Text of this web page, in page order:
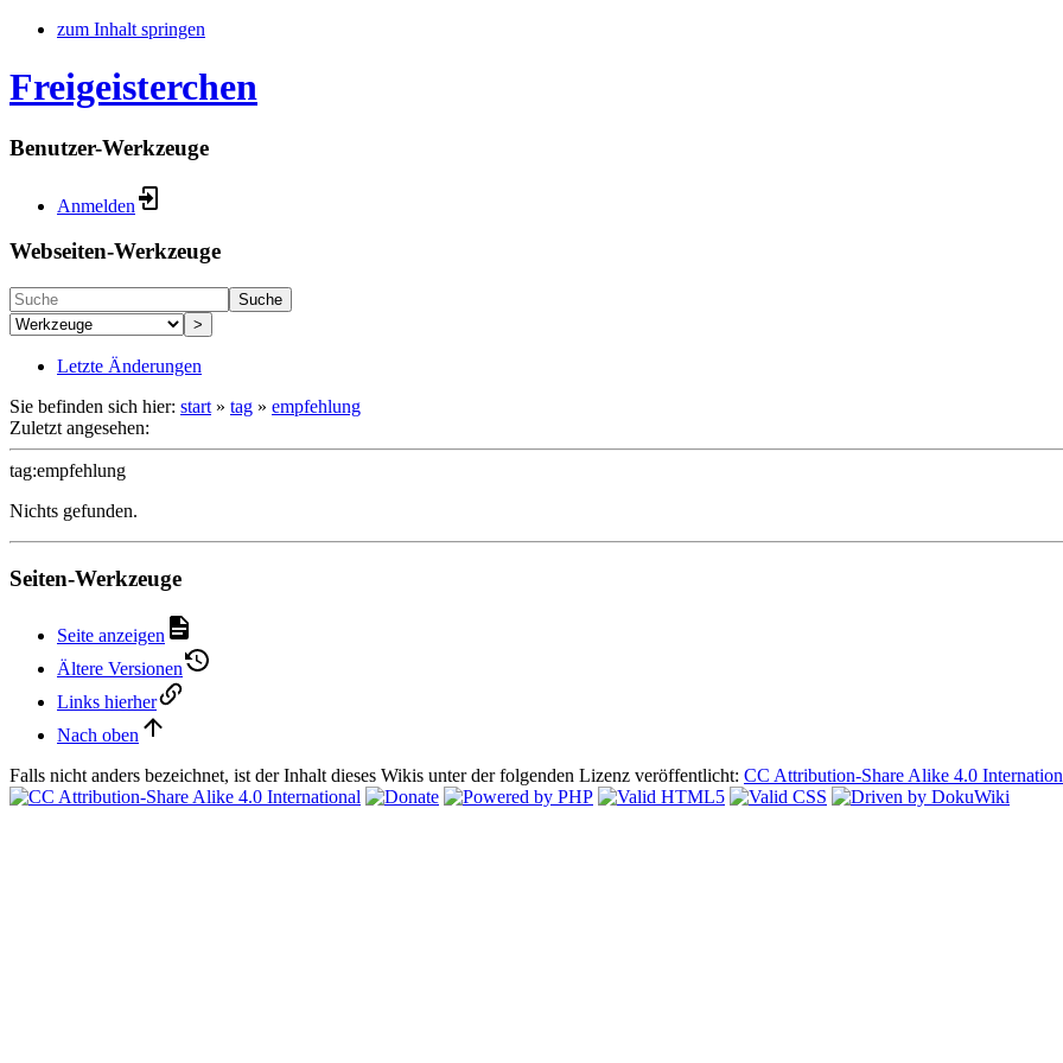
zum Inhalt springen
Freigeisterchen
Benutzer-Werkzeuge
Anmelden
Webseiten-Werkzeuge
Suche
>
Letzte Änderungen
Sie befinden sich hier: start » tag » empfehlung
Zuletzt angesehen:
tag:empfehlung
Nichts gefunden.
Seiten-Werkzeuge
Seite anzeigen
Ältere Versionen
Links hierher
Nach oben
Falls nicht anders bezeichnet, ist der Inhalt dieses Wikis unter der folgenden Lizenz veröffentlicht: CC Attribution-Share Alike 4.0